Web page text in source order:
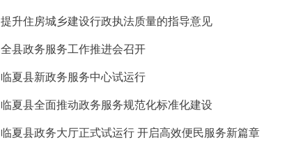
提升住房城乡建设行政执法质量的指导意见
全县政务服务工作推进会召开
临夏县新政务服务中心试运行
临夏县全面推动政务服务规范化标准化建设
临夏县政务大厅正式试运行 开启高效便民服务新篇章